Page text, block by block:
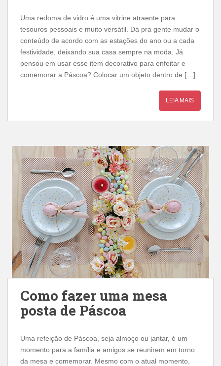
Uma redoma de vidro é uma vitrine atraente para
tesouros pessoais e muito versátil. Dá pra gente mudar o
conteúdo de acordo com as estações do ano ou a cada
festividade, deixando sua casa sempre na moda. Já
pensou em usar esse item decorativo para enfeitar e
comemorar a Páscoa? Colocar um objeto dentro de […]
LEIA MAIS
Como fazer uma mesa
posta de Páscoa
Uma refeição de Páscoa, seja almoço ou jantar, é um
momento para a família e amigos se reunirem em torno
da mesa e comemorar. Mesmo com o atual momento,